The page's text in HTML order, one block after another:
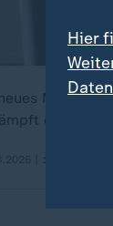
die
Hier